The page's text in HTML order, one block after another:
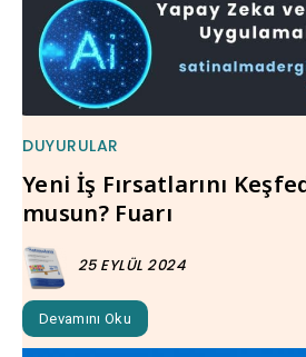
DUYURULAR
Yeni İş Fırsatlarını
musun? Fuarı
25 EYLÜL 2024
Devamını Oku